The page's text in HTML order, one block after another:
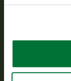
p. 029 431 2001
Usein kysytyt